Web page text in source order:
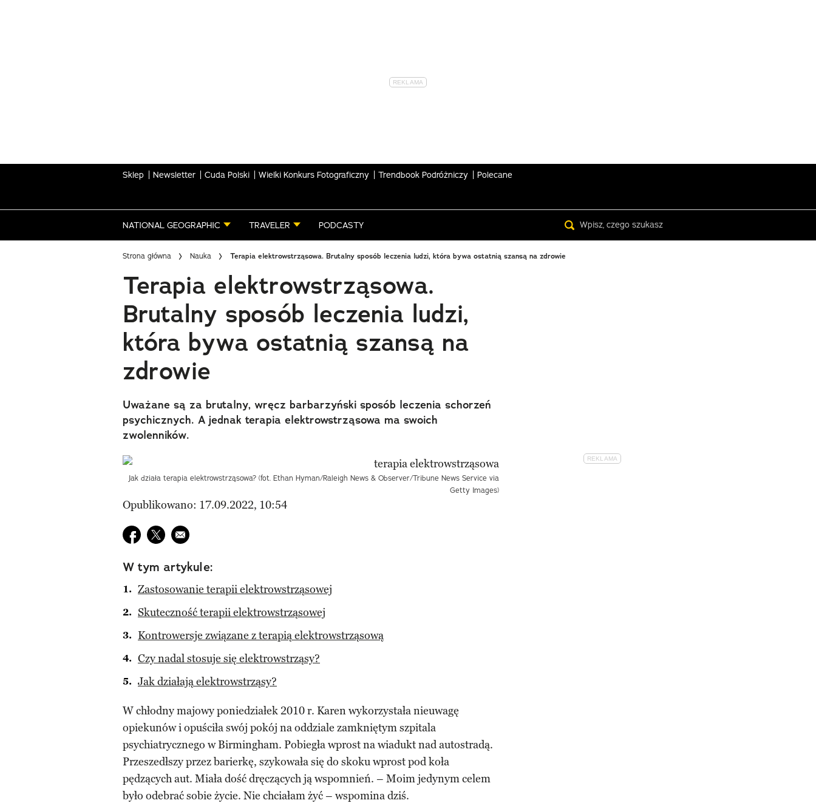
Sklep Newsletter Cuda Polski Wielki Konkurs Fotograficzny Trendbook Podróżniczy Polecane
NATIONAL GEOGRAPHIC TRAVELER PODCASTY
Strona główna Nauka Terapia elektrowstrząsowa. Brutalny sposób leczenia ludzi, która bywa ostatnią szansą na zdrowie
Terapia elektrowstrząsowa.
Brutalny sposób leczenia ludzi,
która bywa ostatnią szansą na
zdrowie
Uważane są za brutalny, wręcz barbarzyński sposób leczenia schorzeń
psychicznych. A jednak terapia elektrowstrząsowa ma swoich
zwolenników.
Jak działa terapia elektrowstrząsowa? (fot. Ethan Hyman/Raleigh News & Observer/Tribune News Service via
Getty Images)
Opublikowano: 17.09.2022, 10:54
Udostępnij na facebook
Udostępnij na twitter
E-mail do przyjaciela
W tym artykule:
Zastosowanie terapii elektrowstrząsowej
Skuteczność terapii elektrowstrząsowej
Kontrowersje związane z terapią elektrowstrząsową
Czy nadal stosuje się elektrowstrząsy?
Jak działają elektrowstrząsy?
W chłodny majowy poniedziałek 2010 r. Karen wykorzystała nieuwagę
opiekunów i opuściła swój pokój na oddziale zamkniętym szpitala
psychiatrycznego w Birmingham. Pobiegła wprost na wiadukt nad autostradą.
Przeszedłszy przez barierkę, szykowała się do skoku wprost pod koła
pędzących aut. Miała dość dręczących ją wspomnień. – Moim jedynym celem
było odebrać sobie życie. Nie chciałam żyć – wspomina dziś.